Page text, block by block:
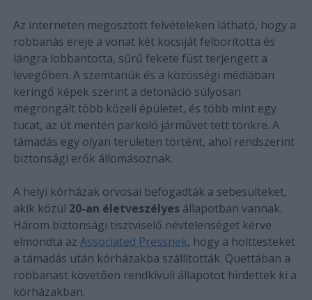
Az interneten megosztott felvételeken látható, hogy a
robbanás ereje a vonat két kocsiját felborította és
lángra lobbantotta, sűrű fekete füst terjengett a
levegőben. A szemtanúk és a közösségi médiában
keringő képek szerint a detonáció súlyosan
megrongált több közeli épületet, és több mint egy
tucat, az út mentén parkoló járművet tett tönkre. A
támadás egy olyan területen történt, ahol rendszerint
biztonsági erők állomásoznak.
A helyi kórházak orvosai befogadták a sebesülteket,
akik közül 20-an életveszélyesállapotban vannak.
Három biztonsági tisztviselő névtelenséget kérve
elmondta az Associated Pressnek, hogy a holttesteket
a támadás után kórházakba szállították. Quettában a
robbanást követően rendkívüli állapotot hirdettek ki a
kórházakban.